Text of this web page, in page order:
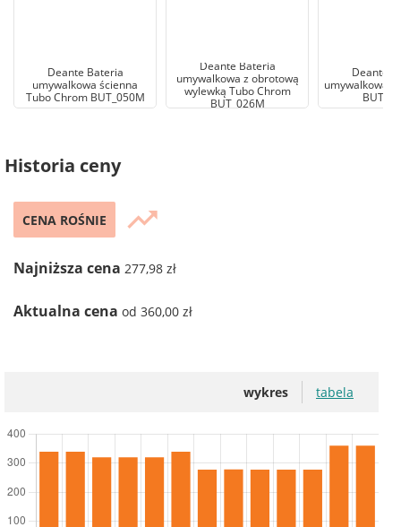
Deante Bateria
umywalkowa ścienna
Tubo Chrom BUT_050M
Deante Bateria
umywalkowa z obrotową
wylewką Tubo Chrom
BUT_026M
Deante
umywalkowa
Historia ceny
CENA ROŚNIE trending_up
Najniższa cena 277,98 zł
Aktualna cena od 360,00 zł
wykres tabela